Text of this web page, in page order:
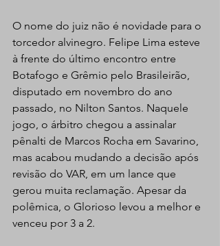
O nome do juiz não é novidade para o
torcedor alvinegro. Felipe Lima esteve
à frente do último encontro entre
Botafogo e Grêmio pelo Brasileirão,
disputado em novembro do ano
passado, no Nilton Santos. Naquele
jogo, o árbitro chegou a assinalar
pênalti de Marcos Rocha em Savarino,
mas acabou mudando a decisão após
revisão do VAR, em um lance que
gerou muita reclamação. Apesar da
polêmica, o Glorioso levou a melhor e
venceu por 3 a 2.